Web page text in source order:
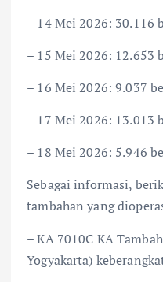
– 14 Mei 2026: 30.116
– 15 Mei 2026: 12.653
– 16 Mei 2026: 9.037
– 17 Mei 2026: 13.013
– 18 Mei 2026: 5.946
Sebagai informasi,
tambahan yang
– KA 7010C KA
Yogyakarta)